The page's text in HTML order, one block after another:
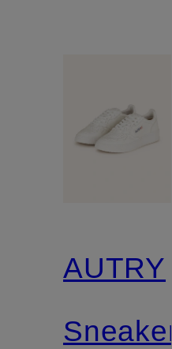
AUTRY
Sneaker